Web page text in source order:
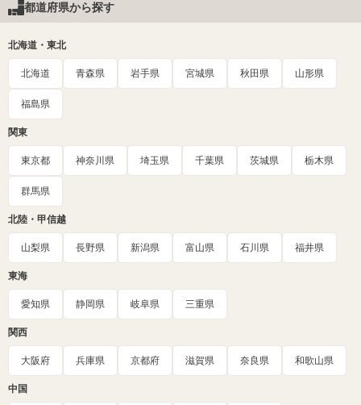
都道府県から探す
北海道・東北
北海道 青森県 岩手県 宮城県 秋田県 山形県
福島県
関東
東京都 神奈川県 埼玉県 千葉県 茨城県 栃木県
群馬県
北陸・甲信越
山梨県 長野県 新潟県 富山県 石川県 福井県
東海
愛知県 静岡県 岐阜県 三重県
関西
大阪府 兵庫県 京都府 滋賀県 奈良県 和歌山県
中国